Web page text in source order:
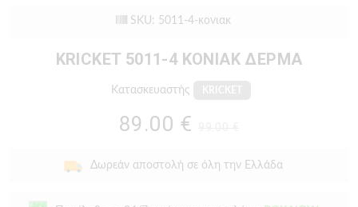
SKU: 5011-4-κονιακ
KRICKET 5011-4 ΚΟΝΙΑΚ ΔΕΡΜΑ
Κατασκευαστής
89.00 €
Δωρεάν αποστολή σε όλη την Ελλάδα